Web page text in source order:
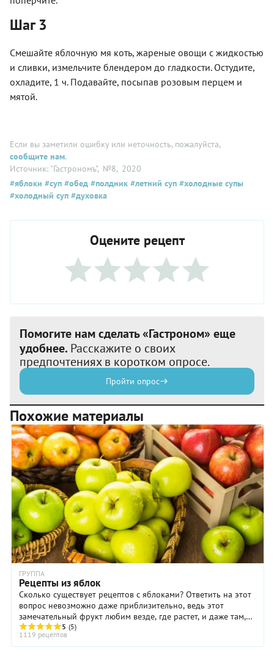
Шаг 3
Смешайте яблочную мя коть, жареные овощи с жидкостью
и сливки, измельчите блендером до гладкости. Остудите,
охладите, 1 ч. Подавайте, посыпав розовым перцем и
мятой.
Если вы заметили ошибку или неточность, пожалуйста,
сообщите нам.
Источник: "Гастрономъ", №8, 2020
#яблоки #суп #обед #полдник #летний суп #холодные супы
#холодный суп #духовка
Оцените рецепт
Помогите нам сделать «Гастроном» еще
удобнее. Расскажите о своих
предпочтениях в коротком опросе.
Пройти опрос
Похожие материалы
ГРУППА
Рецепты из яблок
Сколько существует рецептов с яблоками? Ответить на этот
вопрос невозможно даже приблизительно, ведь этот
замечательный фрукт любим везде, где растет, и даже там,
где в связи с погодными ...
5 (5)
1119 рецептов